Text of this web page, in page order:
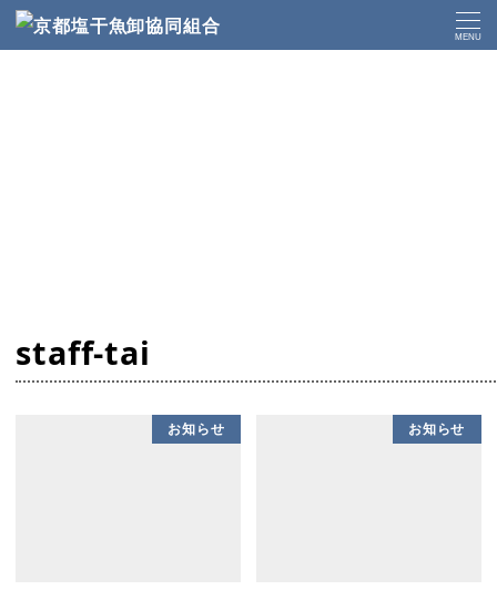
MENU
トップページ staff-tai
staff-tai
お知らせ お知らせ